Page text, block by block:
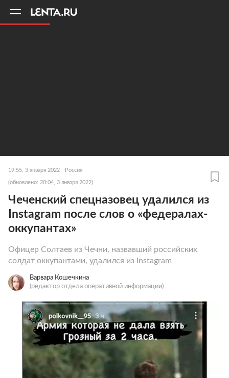
19:55, 3 января 2022 Россия
(обновлено: 20:04, 3 января 2022)
Чеченский спецназовец удалился из
Instagram после слов о «федералах-
оккупантах»
Офицер Солтаев из Чечни, назвавший российских
солдат оккупантами, удалился из Instagram
Варвара Кошечкина
(редактор отдела оперативной информации)